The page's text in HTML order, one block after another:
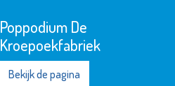
Poppodium De
Kroepoekfabriek
Bekijk de pagina